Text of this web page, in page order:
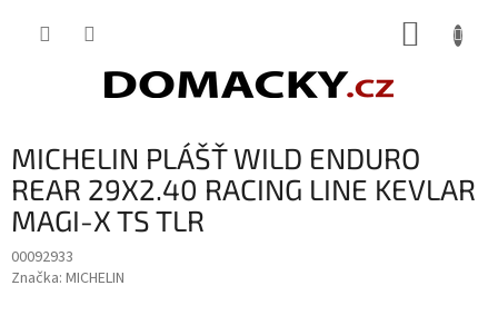
MICHELIN PLÁŠŤ WILD ENDURO
REAR 29X2.40 RACING LINE KEVLAR
MAGI-X TS TLR
00092933
Značka: MICHELIN